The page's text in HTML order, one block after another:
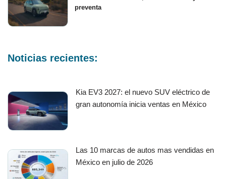
preventa
Noticias recientes:
Kia EV3 2027: el nuevo SUV eléctrico de
gran autonomía inicia ventas en México
Las 10 marcas de autos mas vendidas en
México en julio de 2026